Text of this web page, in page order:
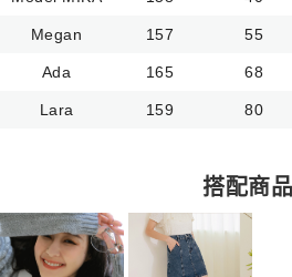
Megan 157 55
Ada 165 68
Lara 159 80
搭配商品